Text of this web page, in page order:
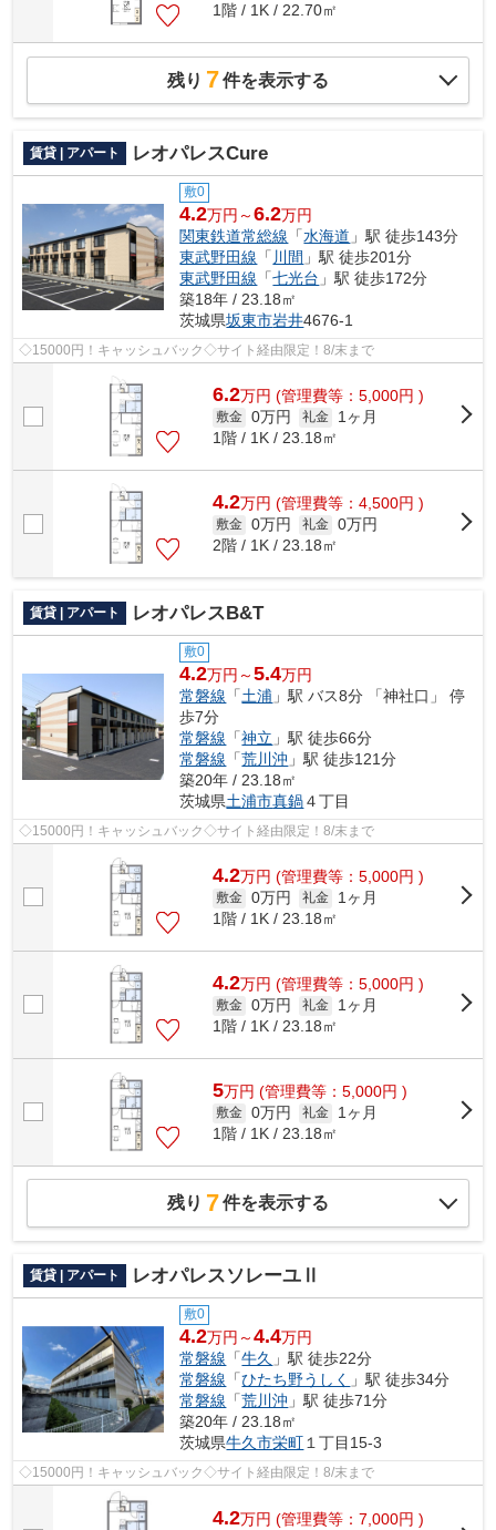
1階 / 1K / 22.70㎡
残り 7件を表示する
賃貸 | アパート レオパレスCure
敷0
4.2万円～6.2万円
関東鉄道常総線 「水海道 」駅 徒歩143分
東武野田線 「 川間 」駅 徒歩201分
東武野田線 「七光台 」駅 徒歩172分
築18年 / 23.18㎡
茨城県坂東市岩井4676-1
◇15000円！キャッシュバック◇サイト経由限定！8/末まで
6.2万円 (管理費等：5,000円 )
敷金 0万円 礼金
1ヶ月
1階 / 1K / 23.18㎡
4.2万円 (管理費等：4,500円 )
敷金 0万円 礼金 0万円
2階 / 1K / 23.18㎡
賃貸 | アパート レオパレスB&T
敷0
4.2万円～5.4万円
常磐線 「土浦 」駅 バス8分 「神社口」 停
歩7分
常磐線 「神立 」駅 徒歩66分
常磐線 「荒川沖 」駅 徒歩121分
築20年 / 23.18㎡
茨城県土浦市真鍋４丁目
◇15000円！キャッシュバック◇サイト経由限定！8/末まで
4.2万円 (管理費等：5,000円 )
敷金 0万円 礼金
1ヶ月
1階 / 1K / 23.18㎡
4.2万円 (管理費等：5,000円 )
敷金 0万円 礼金
1ヶ月
1階 / 1K / 23.18㎡
5万円 (管理費等：5,000円 )
敷金 0万円 礼金
1ヶ月
1階 / 1K / 23.18㎡
残り 7件を表示する
賃貸 | アパート レオパレスソレーユⅡ
敷0
4.2万円～4.4万円
常磐線 「牛久 」駅 徒歩22分
常磐線 「ひたち野うしく
」駅 徒歩34分
常磐線 「荒川沖 」駅 徒歩71分
築20年 / 23.18㎡
茨城県牛久市栄町１丁目15-3
◇15000円！キャッシュバック◇サイト経由限定！8/末まで
4.2万円 (管理費等：7,000円 )